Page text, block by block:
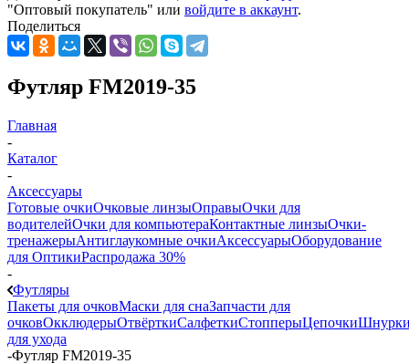
"Оптовый покупатель" или войдите в аккаунт.
Поделиться
Футляр FM2019-35
Главная
-
Каталог
-
Аксессуары
Готовые очкиОчковые линзыОправыОчки для
водителейОчки для компьютераКонтактные линзыОчки-
тренажерыАнтиглаукомные очкиАксессуарыОборудование
для ОптикиРаспродажа 30%
-
Футляры
Пакеты для очковМаски для снаЗапчасти для
очковОкклюдерыОтвёрткиСалфеткиСтопперыЦепочки
для ухода
-Футляр FM2019-35